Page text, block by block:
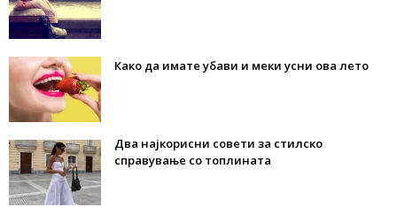
Како да имате убави и меки усни ова лето
Два најкорисни совети за стилско
справување со топлината